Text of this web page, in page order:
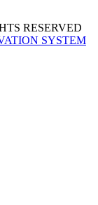
RESERVED
SYSTEM